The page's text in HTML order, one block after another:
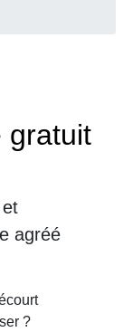
gratuit
agréé
?